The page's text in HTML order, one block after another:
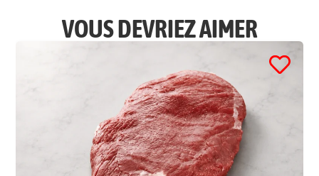
VOUS DEVRIEZ AIMER